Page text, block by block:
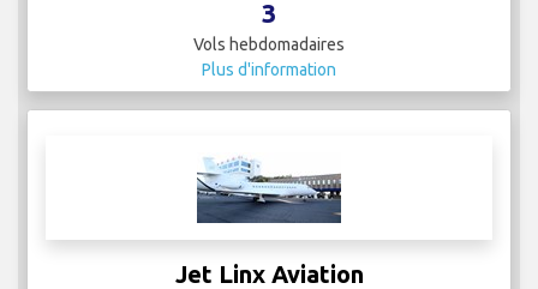
3
Vols hebdomadaires
Plus d'information
Jet Linx Aviation